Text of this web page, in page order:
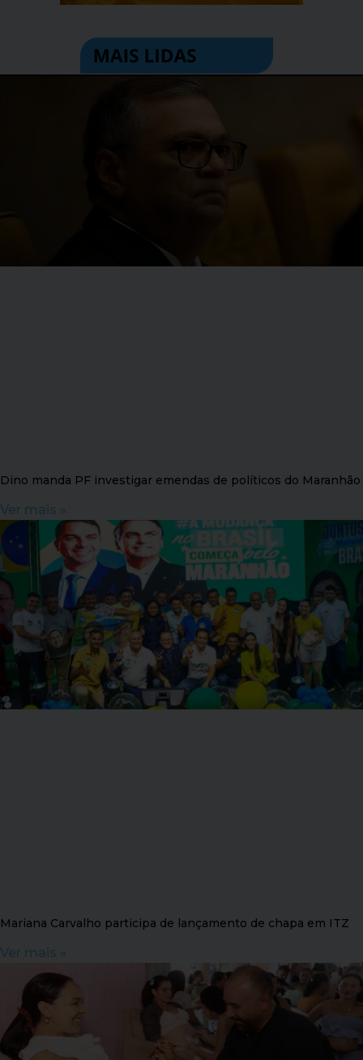
Dino manda PF investigar emendas de políticos do Maranhão
Ver mais »
Mariana Carvalho participa de lançamento de chapa em ITZ
Ver mais »